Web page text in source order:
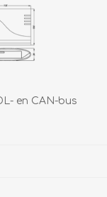
en CAN-bus